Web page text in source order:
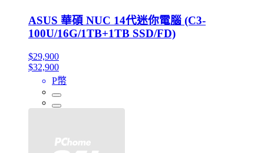
ASUS 華碩 NUC 14代迷你電腦 (C3-
100U/16G/1TB+1TB SSD/FD)
$29,900
$32,900
P幣